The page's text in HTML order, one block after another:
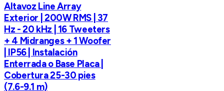
Altavoz Line Array
Exterior | 200W RMS | 37
Hz - 20 kHz | 16 Tweeters
+ 4 Midranges + 1 Woofer
| IP56 | Instalación
Enterrada o Base Placa |
Cobertura 25-30 pies
(7.6-9.1 m)